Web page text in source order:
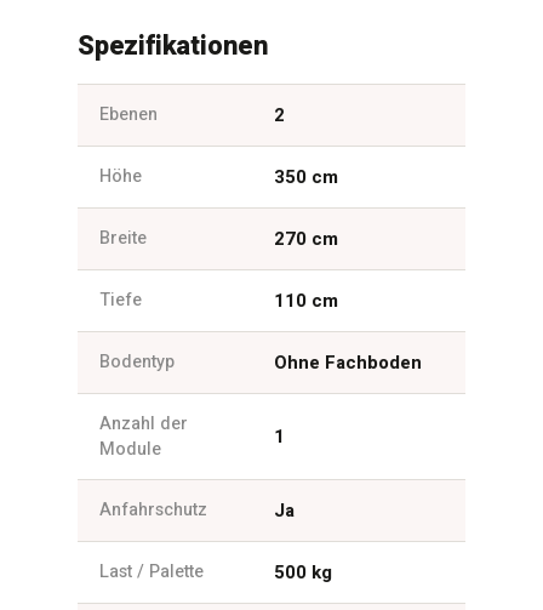
Spezifikationen
Ebenen 2
Höhe 350 cm
Breite 270 cm
Tiefe 110 cm
Bodentyp Ohne Fachboden
Anzahl der
Module
1
Anfahrschutz Ja
Last / Palette 500 kg